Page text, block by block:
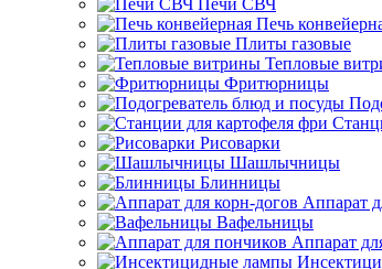
Печи СВЧ
Печь
Плиты газовые
Тепловые
Фритюрницы
Рисоварки
Шашлычницы
Блинницы
Аппарат
Вафельницы
Аппарат